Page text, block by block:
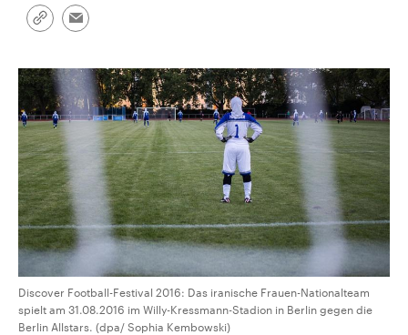
Link
Email
Discover Football-Festival 2016: Das iranische Frauen-Nationalteam
spielt am 31.08.2016 im Willy-Kressmann-Stadion in Berlin gegen die
Berlin Allstars. (dpa/ Sophia Kembowski)